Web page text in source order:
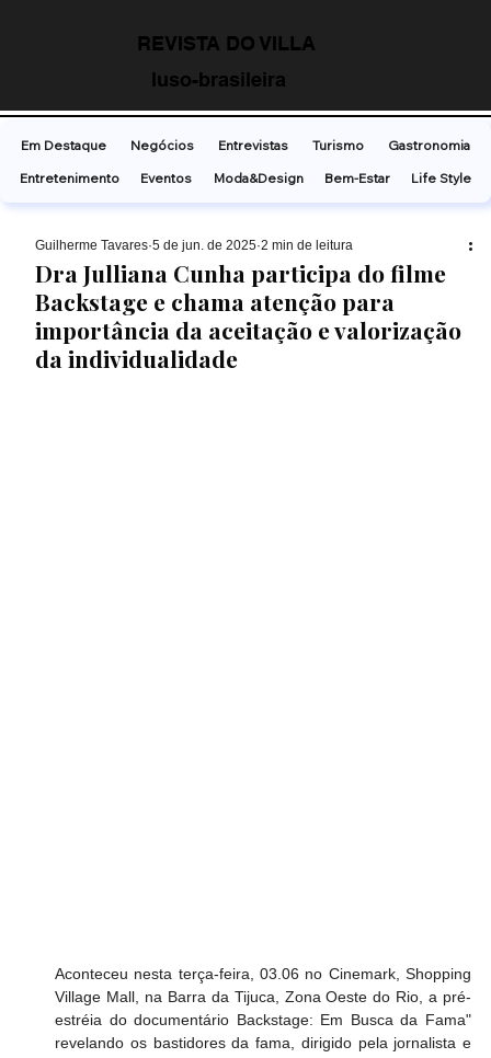
REVISTA DO VILLA
luso-brasileira
Dra Julliana Cunha participa do filme
Backstage e chama atenção para
importância da aceitação e valorização
da individualidade
Guilherme Tavares 5 de jun. de 2025 2 min de leitura
Aconteceu nesta terça-feira, 03.06 no Cinemark, Shopping
Village Mall, na Barra da Tijuca, Zona Oeste do Rio, a pré-
estréia do documentário Backstage: Em Busca da Fama"
revelando os bastidores da fama, dirigido pela jornalista e
Em Destaque Negócios Entrevistas Turismo
Gastronomia
Entretenimento
Eventos Moda&Design Bem-Estar Life Style